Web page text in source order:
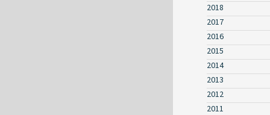
2018
2017
2016
2015
2014
2013
2012
2011